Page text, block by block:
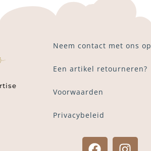
Neem contact met ons op
Een artikel retourneren?
Voorwaarden
Privacybeleid